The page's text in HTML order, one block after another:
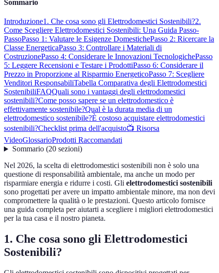
Sommario
Introduzione1. Che cosa sono gli Elettrodomestici Sostenibili?2.
Come Scegliere Elettrodomestici Sostenibili: Una Guida Passo-
PassoPasso 1: Valutare le Esigenze DomestichePasso 2: Ricercare la
Classe EnergeticaPasso 3: Controllare i Materiali di
CostruzionePasso 4: Considerare le Innovazioni TecnologichePasso
5: Leggere Recensioni e Testare i ProdottiPasso 6: Considerare il
Prezzo in Proporzione al Risparmio EnergeticoPasso 7: Scegliere
Venditori ResponsabiliTabella Comparativa degli Elettrodomestici
SostenibiliFAQQuali sono i vantaggi degli elettrodomestici
sostenibili?Come posso sapere se un elettrodomestico è
effettivamente sostenibile?Qual è la durata media di un
elettrodomestico sostenibile?È costoso acquistare elettrodomestici
sostenibili?Checklist prima dell'acquisto📺 Risorsa
VideoGlossarioProdotti Raccomandati
Sommario(20 sezioni)
Nel 2026, la scelta di elettrodomestici sostenibili non è solo una
questione di responsabilità ambientale, ma anche un modo per
risparmiare energia e ridurre i costi. Gli elettrodomestici sostenibili
sono progettati per avere un impatto ambientale minore, ma non devi
compromettere la qualità o le prestazioni. Questo articolo fornisce
una guida completa per aiutarti a scegliere i migliori elettrodomestici
per la tua casa e il nostro pianeta.
1. Che cosa sono gli Elettrodomestici
Sostenibili?